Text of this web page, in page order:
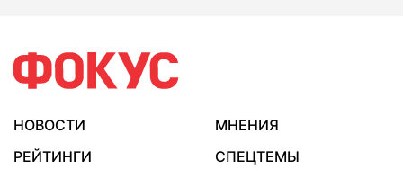
НОВОСТИ
МНЕНИЯ
РЕЙТИНГИ
СПЕЦТЕМЫ